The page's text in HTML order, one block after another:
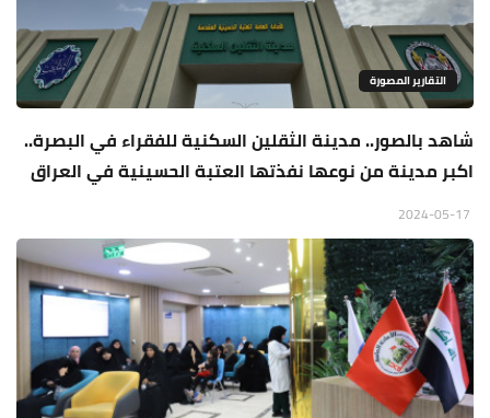
التقارير المصورة
شاهد بالصور.. مدينة الثقلين السكنية للفقراء في البصرة..
اكبر مدينة من نوعها نفذتها العتبة الحسينية في العراق